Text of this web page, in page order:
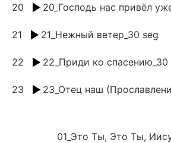
20 20_Господь нас привёл
21 21_Нежный ветер_30 seg
22 22_Приди ко спасению_30
23 23_Отец наш
01_Это Ты, Это Ты,